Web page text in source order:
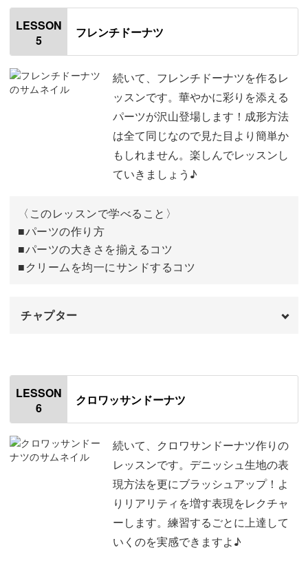
はじめに
使用材料・道具
フェルトをカットしてホールを空ける 02:22
ホールを開けたフェルトを重ねて刺す 03:56
焼き色シートを作って側面に刺す 06:42
上面と底面に焼き色の下地をつける
刺し込みをする
チョコレートコーティングをする
完成♪ 43:38
LESSON
5
フレンチドーナツ
続いて、フレンチドーナツを作るレ
ッスンです。華やかに彩りを添える
パーツが沢山登場します！成形方法
は全て同じなので見た目より簡単か
もしれません。楽しんでレッスンし
ていきましょう♪
〈このレッスンで学べること〉
■パーツの作り方
■パーツの大きさを揃えるコツ
■クリームを均一にサンドするコツ
チャプター
はじめに
使用材料・道具
わたわたの表面を整える 02:28
わたわたを型紙に合わせてカットする 05:04
パーツを成形する 08:49
土台にパーツを刺し留める
LESSON
6
クロワッサンドーナツ
続いて、クロワサンドーナツ作りの
レッスンです。デニッシュ生地の表
現方法を更にブラッシュアップ！よ
りリアリティを増す表現をレクチャ
ーします。練習するごとに上達して
いくのを実感できますよ♪